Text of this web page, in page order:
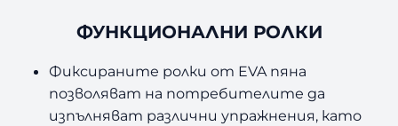
ФУНКЦИОНАЛНИ РОЛКИ
Фиксираните ролки от EVA пяна
позволяват на потребителите да
изпълняват различни упражнения, като